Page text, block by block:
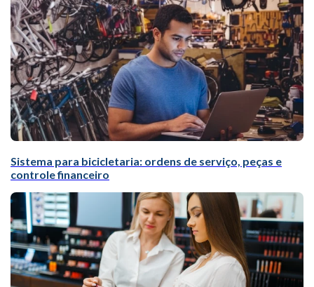
Sistema para bicicletaria: ordens de serviço, peças e
controle financeiro